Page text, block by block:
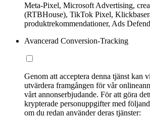
Meta-Pixel, Microsoft Advertising,
(RTBHouse), TikTok Pixel,
produktrekommendationer, Ads
Avancerad Conversion-Tracking
Genom att acceptera denna tjänst kan
utvärdera framgången för vår
vårt annonserbjudande. För att göra
krypterade personuppgifter med
om du redan använder deras tjänster: